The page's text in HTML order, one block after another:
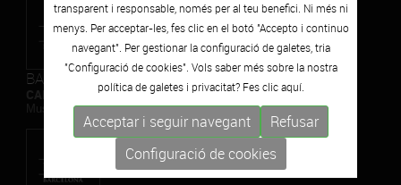
BARCELONA
CAN FRAMIS
Museu de Pintura Contemporània
transparent i responsable, només per al teu benefici. Ni més ni
menys. Per acceptar-les, fes clic en el botó "Accepto i continuo
navegant". Per gestionar la configuració de galetes, tria
"Configuració de cookies". Vols saber més sobre la nostra
política de galetes i privacitat? Fes clicaquí.
Acceptar i seguir navegant
Refusar
Configuració de cookies